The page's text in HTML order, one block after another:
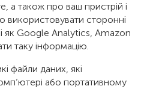
а також про ваш пристрій і
сторонні
як Google Analytics, Amazon
таку інформацію.
файли даних, які
або портативному